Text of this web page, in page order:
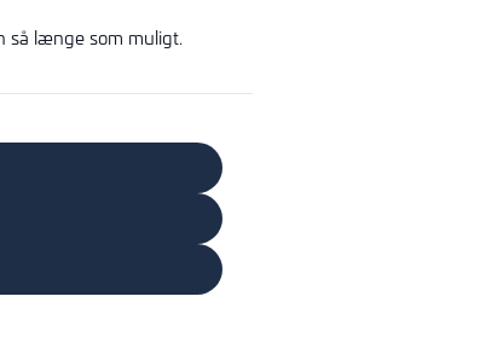
så længe som muligt.